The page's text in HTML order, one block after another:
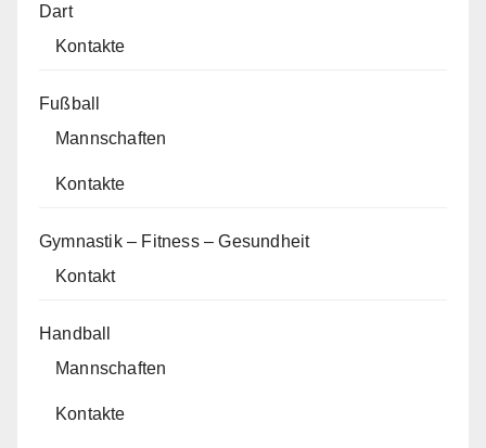
Dart
Kontakte
Fußball
Mannschaften
Kontakte
Gymnastik – Fitness – Gesundheit
Kontakt
Handball
Mannschaften
Kontakte